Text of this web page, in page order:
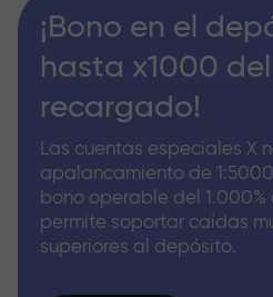
¡Bono en el
hasta x1000
recargado!
Las cuentas especiales X
apalancamiento de
bono operable del 1.000%
permite soportar caídas
superiores al depósito.